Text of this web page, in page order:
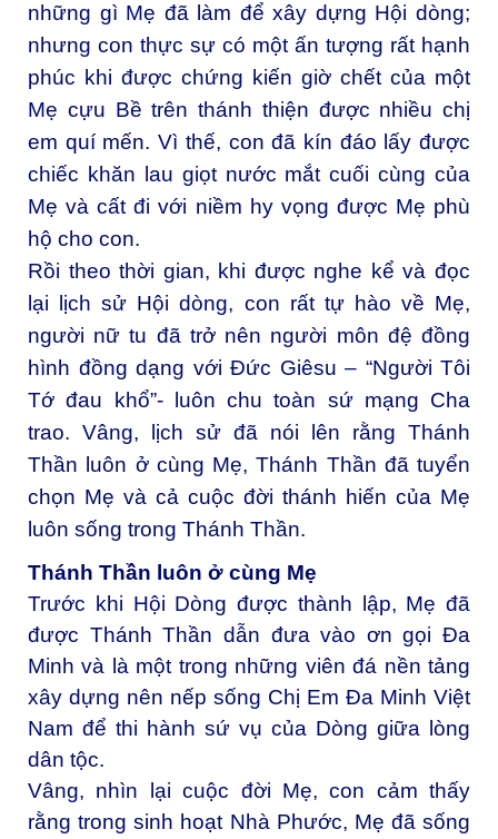
những gì Mẹ đã làm để xây dựng Hội dòng;
nhưng con thực sự có một ấn tượng rất hạnh
phúc khi được chứng kiến giờ chết của một
Mẹ cựu Bề trên thánh thiện được nhiều chị
em quí mến. Vì thế, con đã kín đáo lấy được
chiếc khăn lau giọt nước mắt cuối cùng của
Mẹ và cất đi với niềm hy vọng được Mẹ phù
hộ cho con.
Rồi theo thời gian, khi được nghe kể và đọc
lại lịch sử Hội dòng, con rất tự hào về Mẹ,
người nữ tu đã trở nên người môn đệ đồng
hình đồng dạng với Đức Giêsu – “Người Tôi
Tớ đau khổ”- luôn chu toàn sứ mạng Cha
trao. Vâng, lịch sử đã nói lên rằng Thánh
Thần luôn ở cùng Mẹ, Thánh Thần đã tuyển
chọn Mẹ và cả cuộc đời thánh hiến của Mẹ
luôn sống trong Thánh Thần.
Thánh Thần luôn ở cùng Mẹ
Trước khi Hội Dòng được thành lập, Mẹ đã
được Thánh Thần dẫn đưa vào ơn gọi Đa
Minh và là một trong những viên đá nền tảng
xây dựng nên nếp sống Chị Em Đa Minh Việt
Nam để thi hành sứ vụ của Dòng giữa lòng
dân tộc.
Vâng, nhìn lại cuộc đời Mẹ, con cảm thấy
rằng trong sinh hoạt Nhà Phước, Mẹ đã sống